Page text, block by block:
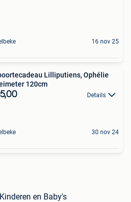
16 nov 25
Lilliputiens, Ophélie
120cm
Details
30 nov 24
en Baby's